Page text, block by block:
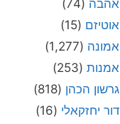
אהבה (74)
אוטיזם (15)
אמונה (1,277)
אמנות (253)
גרשון הכהן (818)
דור יחזקאלי (16)